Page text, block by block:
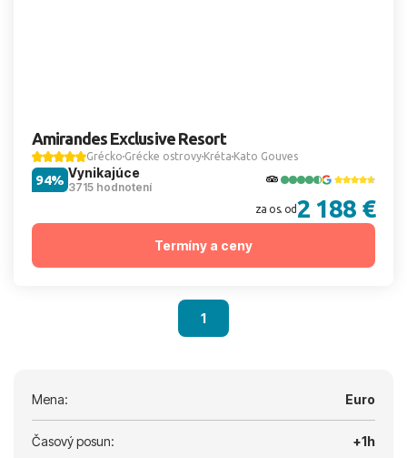
Amirandes Exclusive Resort
Grécko Grécke ostrovy Kréta Kato Gouves
Vynikajúce
3715 hodnotení
94%
za os. od2 188 €
Termíny a ceny
1
Mena: Euro
Časový posun: +1h